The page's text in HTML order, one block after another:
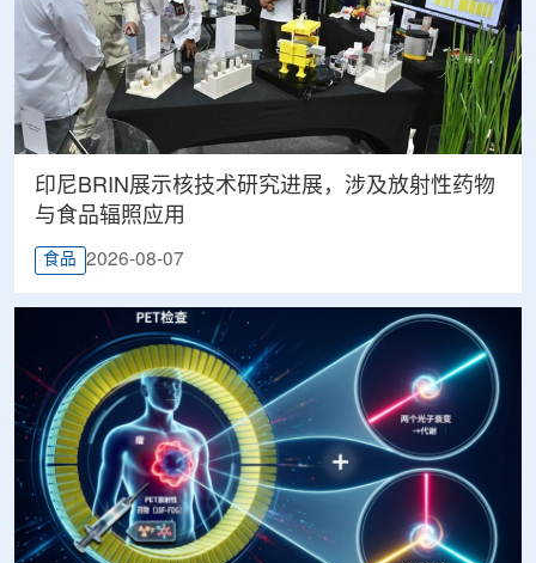
印尼BRIN展示核技术研究进展，涉及放射性药物
与食品辐照应用
食品 2026-08-07